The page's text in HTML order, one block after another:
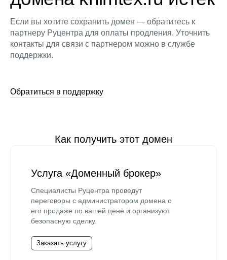
Если вы хотите сохранить домен — обратитесь к
партнеру Руцентра для оплаты продления. Уточнить
контакты для связи с партнером можно в службе
поддержки.
Обратиться в поддержку
Как получить этот домен
Услуга «Доменный брокер»
Специалисты Руцентра проведут
переговоры с администратором домена о
его продаже по вашей цене и организуют
безопасную сделку.
Заказать услугу